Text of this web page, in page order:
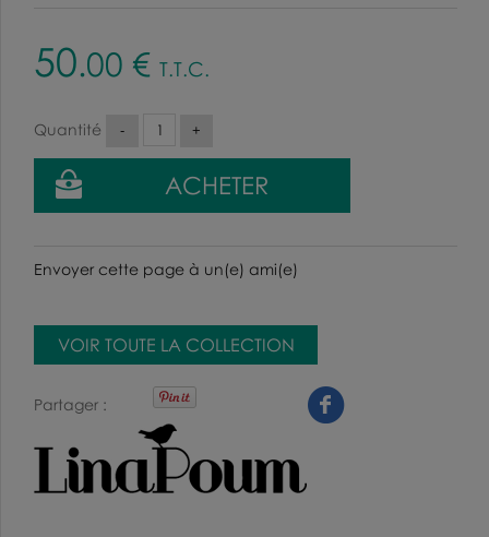
50.00 € T.T.C.
Quantité
Envoyer cette page à un(e) ami(e)
VOIR TOUTE LA COLLECTION
Partager